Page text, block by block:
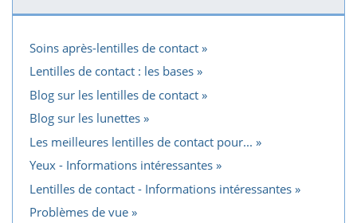
Soins après-lentilles de contact
Lentilles de contact : les bases
Blog sur les lentilles de contact
Blog sur les lunettes
Les meilleures lentilles de contact pour...
Yeux - Informations intéressantes
Lentilles de contact - Informations intéressantes
Problèmes de vue